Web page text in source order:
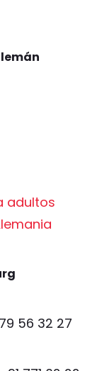
adultos
56 32 27